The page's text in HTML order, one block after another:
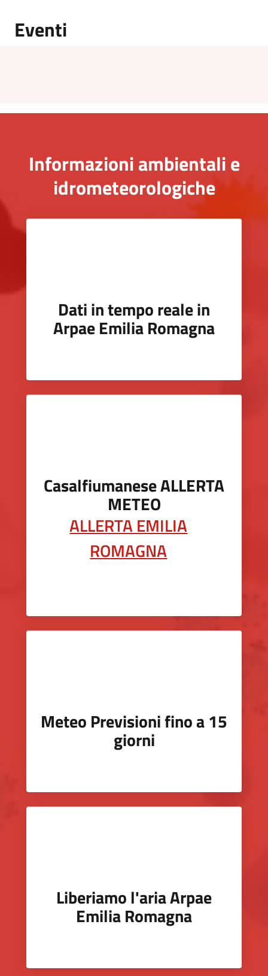
Eventi
Informazioni ambientali e
idrometeorologiche
Dati in tempo reale in
Arpae Emilia Romagna
Casalfiumanese ALLERTA
METEO
ALLERTA EMILIA
ROMAGNA
Meteo Previsioni fino a 15
giorni
Liberiamo l'aria Arpae
Emilia Romagna